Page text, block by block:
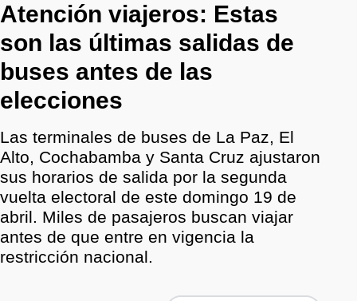
Atención viajeros: Estas
son las últimas salidas de
buses antes de las
elecciones
Las terminales de buses de La Paz, El
Alto, Cochabamba y Santa Cruz ajustaron
sus horarios de salida por la segunda
vuelta electoral de este domingo 19 de
abril. Miles de pasajeros buscan viajar
antes de que entre en vigencia la
restricción nacional.